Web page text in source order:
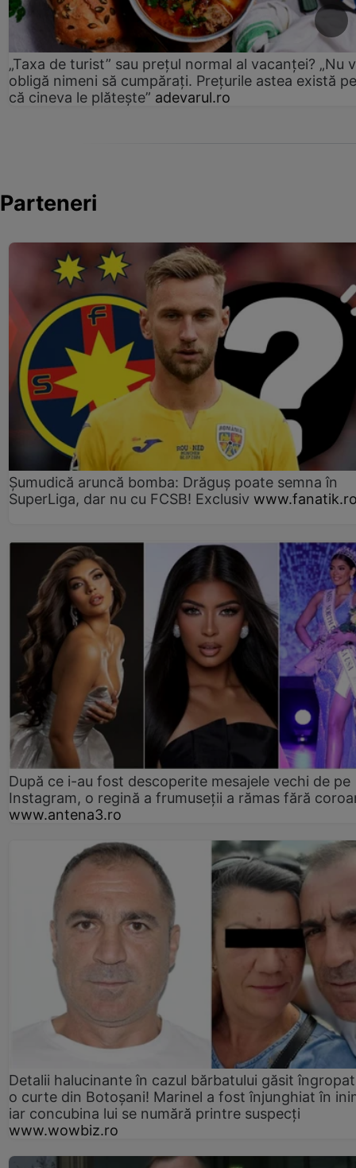
„Taxa de turist” sau prețul normal al vacanței? „Nu
obligă nimeni să cumpărați. Prețurile astea există
că cineva le plătește” adevarul.ro
Parteneri
Șumudică aruncă bomba: Drăguș poate semna în
SuperLiga, dar nu cu FCSB! Exclusiv
După ce i-au fost descoperite mesajele vechi de pe
Instagram, o regină a frumuseții a rămas fără
www.antena3.ro
Detalii halucinante în cazul bărbatului găsit
o curte din Botoșani! Marinel a fost înjunghiat în
iar concubina lui se numără printre suspecți
www.wowbiz.ro